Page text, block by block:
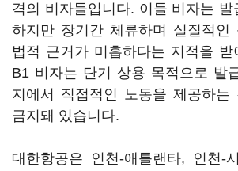
격의 비자들입니다. 이들 비자는 발
하지만 장기간 체류하며 실질적인
법적 근거가 미흡하다는 지적을 받
B1 비자는 단기 상용 목적으로 발
지에서 직접적인 노동을 제공하는
금지돼 있습니다.
대한항공은 인천-애틀랜타, 인천-